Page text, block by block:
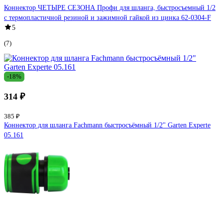
Коннектор ЧЕТЫРЕ СЕЗОНА Профи для шланга, быстросъемный 1/2
с термопластичной резиной и зажимной гайкой из цинка 62-0304-F
5
(7)
-18%
314 ₽
385 ₽
Коннектор для шланга Fachmann быстросъёмный 1/2" Garten Experte
05.161